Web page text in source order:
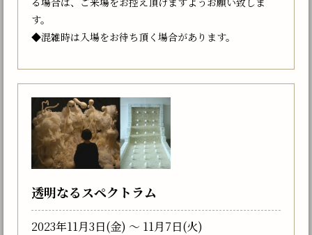
す。
◆混雑時は入場をお待ち頂く場合があります。
透明なるスペクトラム
2023年11月3日(金) 〜 11月7日(火)